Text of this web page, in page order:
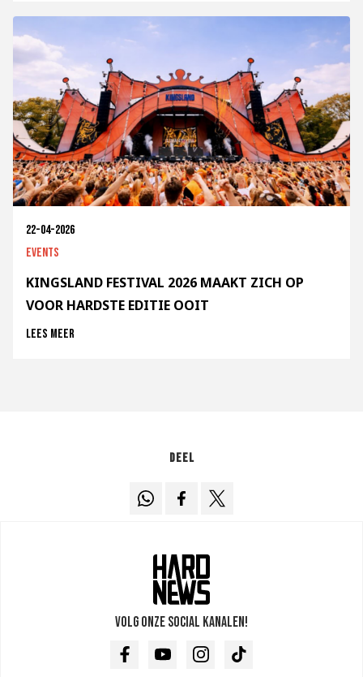
22-04-2026
Events
KINGSLAND FESTIVAL 2026 MAAKT ZICH OP
VOOR HARDSTE EDITIE OOIT
Lees meer
Deel
Volg onze social kanalen!
FacebookYoutubeInstagramTikTok